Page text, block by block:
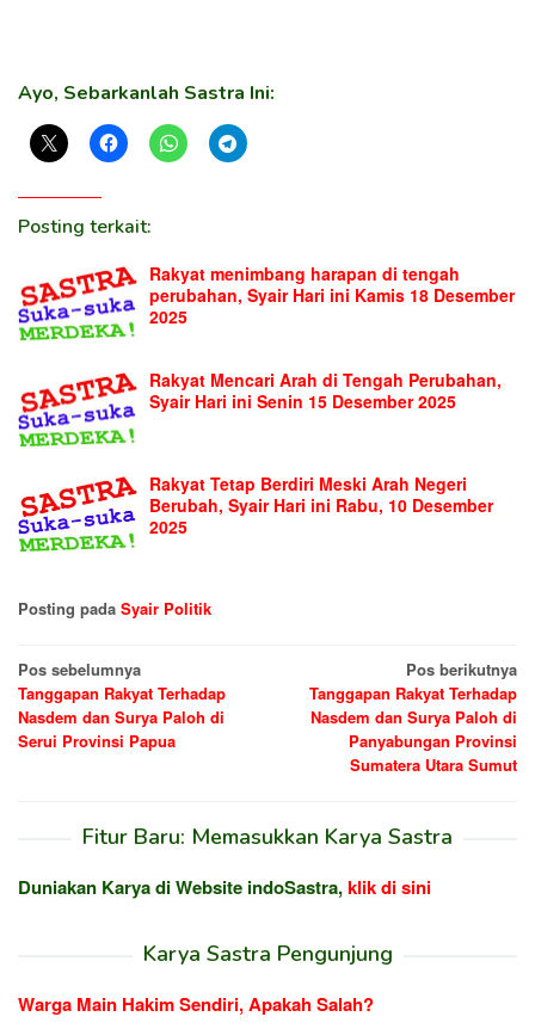
Ayo, Sebarkanlah Sastra Ini:
Posting terkait:
Rakyat menimbang harapan di tengah
perubahan, Syair Hari ini Kamis 18 Desember
2025
Rakyat Mencari Arah di Tengah Perubahan,
Syair Hari ini Senin 15 Desember 2025
Rakyat Tetap Berdiri Meski Arah Negeri
Berubah, Syair Hari ini Rabu, 10 Desember
2025
Posting pada Syair Politik
Navigasi
pos
Pos sebelumnya
Tanggapan Rakyat Terhadap
Nasdem dan Surya Paloh di
Serui Provinsi Papua
Pos berikutnya
Tanggapan Rakyat Terhadap
Nasdem dan Surya Paloh di
Panyabungan Provinsi
Sumatera Utara Sumut
Fitur Baru: Memasukkan Karya Sastra
Duniakan Karya di Website indoSastra,klik di sini
Karya Sastra Pengunjung
Warga Main Hakim Sendiri, Apakah Salah?